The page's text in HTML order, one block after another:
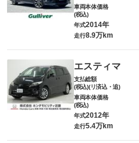
車両本体価格
(税込)
年式2014年
走行8.9万km
エスティマ
支払総額
(税込)(リ済込・追)
車両本体価格
(税込)
年式2012年
走行5.4万km